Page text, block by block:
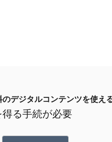
デジタルコンテンツを使え
る手続が必要